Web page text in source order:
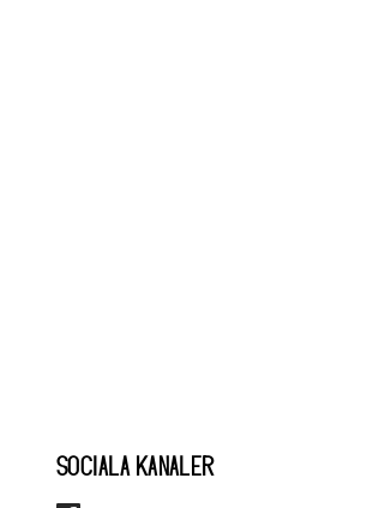
SOCIALA KANALER